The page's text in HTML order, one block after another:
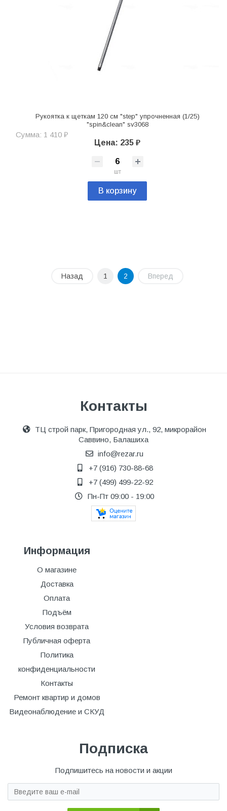
Рукоятка к щеткам 120 см "step" упрочненная (1/25)
"spin&clean" sv3068
Сумма: 1 410 ₽
Цена: 235 ₽
шт
В корзину
Назад 1 2 Вперед
Контакты
ТЦ строй парк, Пригородная ул., 92, микрорайон
Саввино, Балашиха
info@rezar.ru
+7 (916) 730-88-68
+7 (499) 499-22-92
Пн-Пт 09:00 - 19:00
Информация
О магазине
Доставка
Оплата
Подъём
Условия возврата
Публичная оферта
Политика
конфиденциальности
Контакты
Ремонт квартир и домов
Видеонаблюдение и СКУД
Подписка
Подпишитесь на новости и акции